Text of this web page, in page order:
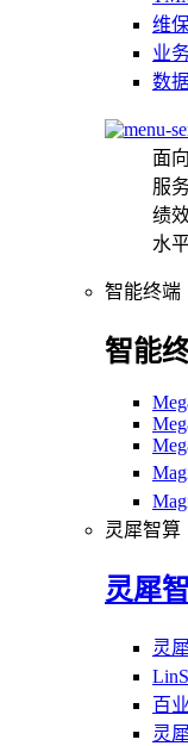
维
业
数
面
服
绩
水平
智能终端
智能
灵犀智算
灵犀
灵
百
灵